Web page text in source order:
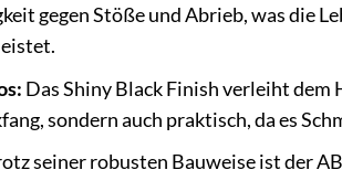
gegen Stöße und Abrieb, was die
Das Shiny Black Finish verleiht dem
sondern auch praktisch, da es
seiner robusten Bauweise ist der